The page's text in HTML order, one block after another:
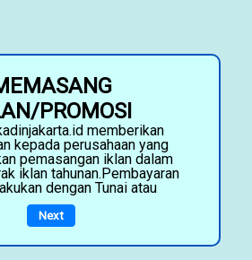
PROMOSI
memberikan
kepada perusahaan yang
pemasangan iklan dalam
iklan tahunan.Pembayaran
dengan Tunai atau
Next